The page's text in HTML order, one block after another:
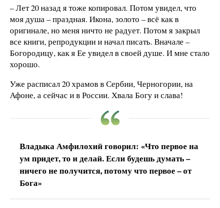
– Лет 20 назад я тоже копировал. Потом увидел, что
моя душа – праздная. Икона, золото – всё как в
оригинале, но меня ничто не радует. Потом я закрыл
все книги, репродукции и начал писать. Вначале –
Богородицу, как я Ее увидел в своей душе. И мне стало
хорошо.
Уже расписал 20 храмов в Сербии, Черногории, на
Афоне, а сейчас и в России. Хвала Богу и слава!
Владыка Амфилохий говорил: «Что первое на
ум придет, то и делай. Если будешь думать –
ничего не получится, потому что первое – от
Бога»